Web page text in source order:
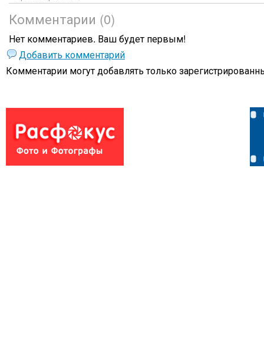
Комментарии (0)
Нет комментариев. Ваш будет первым!
Добавить комментарий
Комментарии могут добавлять только